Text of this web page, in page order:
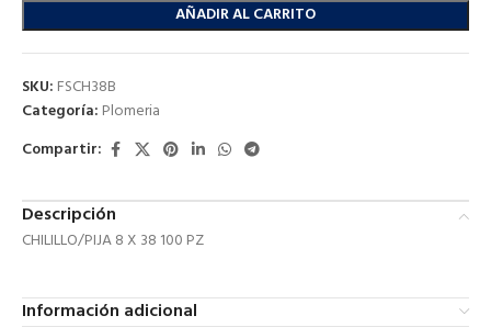
AÑADIR AL CARRITO
SKU: FSCH38B
Categoría: Plomeria
Compartir:
Descripción
CHILILLO/PIJA 8 X 38 100 PZ
Información adicional